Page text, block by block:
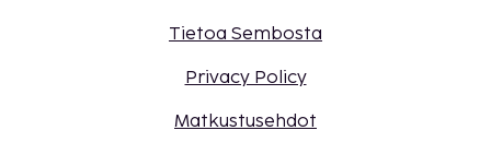
Tietoa Sembosta
Privacy Policy
Matkustusehdot